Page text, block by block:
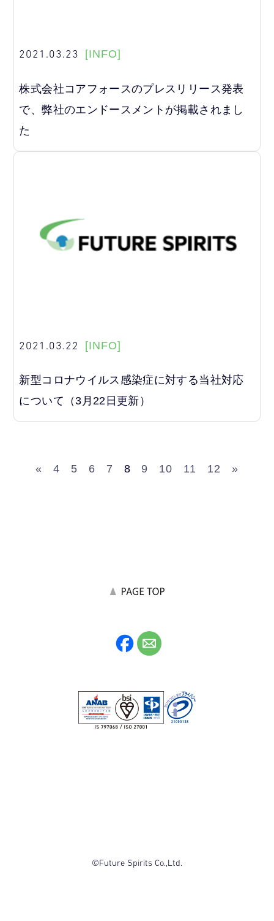
2021.03.23 [INFO]
株式会社コアフォースのプレスリリース発表
で、弊社のエンドースメントが掲載されまし
た
2021.03.22 [INFO]
新型コロナウイルス感染症に対する当社対応
について（3月22日更新）
« 4 5 6 7 8 9 10 11 12 »
©Future Spirits Co.,Ltd.